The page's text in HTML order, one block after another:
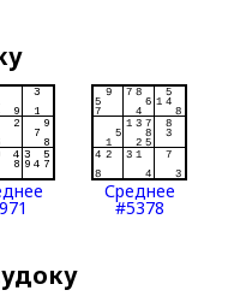
Среднее
#5378